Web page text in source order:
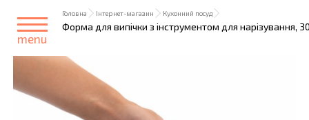
menu
Головна Інтернет-магазин Кухонний посуд
Форма для випічки з інструментом для нарізування,